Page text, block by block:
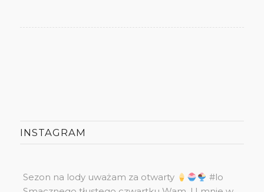
INSTAGRAM
Sezon na lody uważam za otwarty
#lo